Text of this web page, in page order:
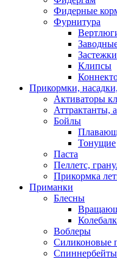
Фидерные
Фурнитура
Застежки
Клипсы
Прикормки,
Активаторы
Аттрактанты,
Бойлы
Тонущие
Паста
Пеллетс,
Прикормка
Приманки
Блесны
Воблеры
Силиконовые
Спиннербейты